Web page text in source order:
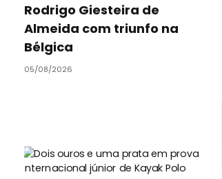
Rodrigo Giesteira de
Almeida com triunfo na
Bélgica
05/08/2026